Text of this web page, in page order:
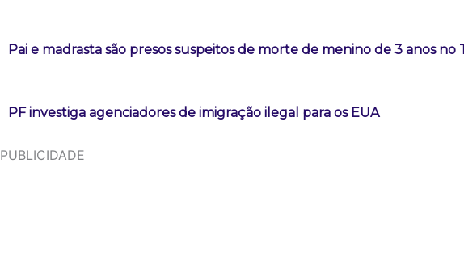
Pai e madrasta são presos suspeitos de morte de menino de 3 anos no
PF investiga agenciadores de imigração ilegal para os EUA
PUBLICIDADE